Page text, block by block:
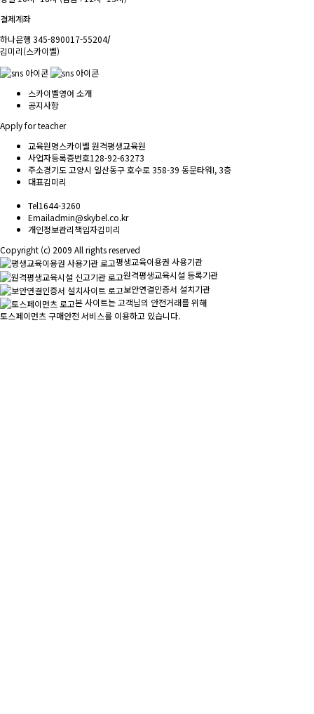
결제계좌
하나은행 345-890017-55204/
김미리(스카이벨)
스카이벨영어 소개
공지사항
Apply for teacher
교육원명스카이벨 원격평생교육원
사업자등록증번호128-92-63273
주소경기도 고양시 일산동구 호수로 358-39 동문타워I, 3층
대표김미리
Tel1644-3260
Emailadmin@skybel.co.kr
개인정보관리책임자김미리
Copyright (c) 2009 All rights reserved
평생교육이용권 사용기관
원격평생교육시설 등록기관
보안연결인증서 설치기관
본 사이트는 고객님의 안전거래를 위해
토스페이먼츠 구매안전 서비스를 이용하고 있습니다.